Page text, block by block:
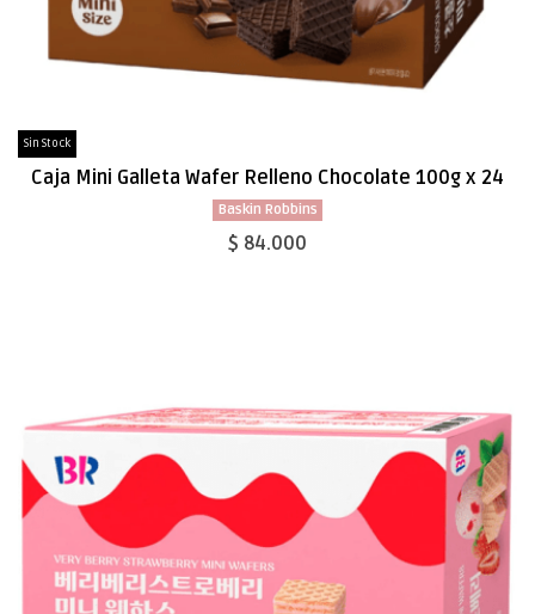
Sin Stock
Caja Mini Galleta Wafer Relleno Chocolate 100g x 24
Baskin Robbins
$ 84.000